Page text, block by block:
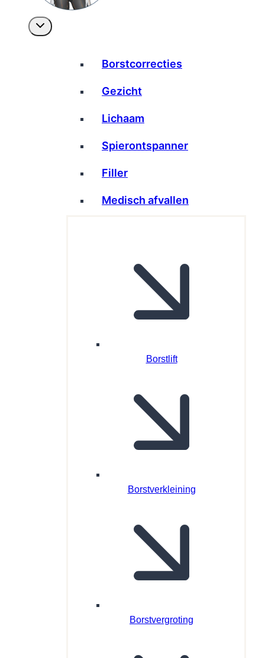
Borstcorrecties
Gezicht
Lichaam
Spierontspanner
Filler
Medisch afvallen
Borstlift
Borstverkleining
Borstvergroting